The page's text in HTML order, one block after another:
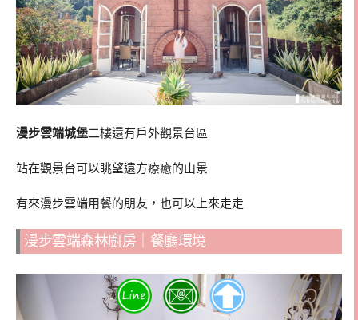
漫步雲端城堡二樓還有戶外觀景台區
站在觀景台可以眺望遠方療癒的山景
有來漫步雲端用餐的朋友，也可以上來走走
漫步雲端森林廚房｜餐廳環境